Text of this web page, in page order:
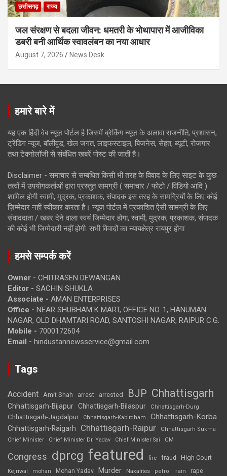
छत्तीसगढ़ राज्य
जल संरक्षण से बदला जीवन: धमतरी के भोथापारा में आजीविका
डबरी बनी आर्थिक स्वावलंबन का नया आधार
August 7, 2026 News Desk
हमारे बारे में
यह एक हिंदी वेब न्यूज़ पोर्टल है जिसमें ब्रेकिंग न्यूज़ के अलावा राजनीति, प्रशासन,
ट्रेंडिंग न्यूज, बॉलीवुड, खेल जगत, लाइफस्टाइल, बिजनेस, सेहत, ब्यूटी, रोजगार
तथा टेक्नोलॉजी से संबंधित खबरें पोस्ट की जाती है।
Disclaimer - समाचार से सम्बंधित किसी भी तरह के विवाद के लिए साइट के कुछ
तत्वों में उपयोगकर्ताओं द्वारा प्रस्तुत सामग्री ( समाचार / फोटो / विडियो आदि )
शामिल होगी स्वामी, मुद्रक, प्रकाशक, संपादक इस तरह के सामग्रियों के लिए कोई
ज़िम्मेदार नहीं स्वीकार करता है। न्यूज़ पोर्टल में प्रकाशित ऐसी सामग्री के लिए
संवाददाता / खबर देने वाला स्वयं जिम्मेदार होगा, स्वामी, मुद्रक, प्रकाशक, संपादक
की कोई भी जिम्मेदारी नहीं होगी. सभी विवादों का न्यायक्षेत्र रायपुर होगा
हमसे सम्पर्क करें
Owner - CHITRASEN DEWANGAN
Editor - SACHIN SHUKLA
Associate - AMAN ENTERPRISES
Office - NEAR SHUBHAM K MART, OFFICE NO. 1, HANUMAN
NAGAR, OLD DHAMTARI ROAD, SANTOSHI NAGAR, RAIPUR C.G.
Mobile - 7000172604
Email - hindustannewsservice@gmail.com
Tags
Accident Amit Shah arrest arrested BJP Chhattisgarh
Chhattisgarh-Bijapur Chhattisgarh-Bilaspur Chhattisgarh-Durg
Chhattisgarh-Jagdalpur Chhattisgarh-Kabirdham Chhattisgarh-Korba
Chhattisgarh-Raigarh Chhattisgarh-Raipur
Chhattisgarh-Sukma
Chief Minister
Chief Minister Dr. Yadav Chief Minister Sai CM
Congress dprcg featured fire fraud High Court
Kejriwal mohan Mohan Yadav Murder Naxalites petrol rain rape